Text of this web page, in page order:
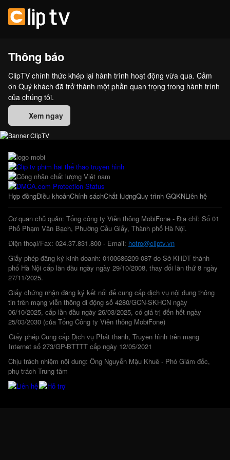
Thông báo
ClipTV chính thức khép lại hành trình hoạt động vừa qua. Cảm
ơn Quý khách đã trở thành một phần quan trọng trong hành trình
của chúng tôi.
Xem ngay
Hợp đồngĐiều khoảnChính sáchChất lượngQuy trình GQKNLiên hệ
Cơ quan chủ quản: Tổng công ty Viễn thông MobiFone - Địa chỉ: Số 01
Phố Phạm Văn Bạch, Phường Cầu Giấy, Thành phố Hà Nội.
Điện thoại/Fax: 024.37.831.800 - Email: hotro@cliptv.vn
Giấy phép đăng ký kinh doanh: 0100686209-087 do Sở KHĐT thành
phố Hà Nội cấp lần đầu ngày ngày 29/10/2008, thay đổi lần thứ 8 ngày
27/11/2025.
Giấy chứng nhận đăng ký kết nối để cung cấp dịch vụ nội dung thông
tin trên mạng viễn thông di động số 4280/GCN-SKHCN ngày
06/10/2025, cấp lần đầu ngày 26/03/2025, có giá trị đến hết ngày
25/03/2030 (của Tổng Công ty Viễn thông MobiFone)
Giấy phép Cung cấp Dịch vụ Phát thanh, Truyền hình trên mạng
Internet số 273/GP-BTTTT cấp ngày 12/05/2021
Chịu trách nhiệm nội dung: Ông Nguyễn Mậu Khuê - Phó Giám đốc,
phụ trách Trung tâm